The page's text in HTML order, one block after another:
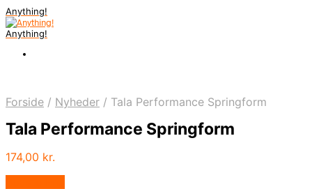
Anything!
Anything!
Forside / Nyheder / Tala Performance Springform
Tala Performance Springform
174,00 kr.